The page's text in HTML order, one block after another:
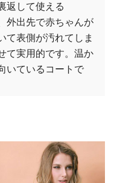
返して使える
外出先で赤ちゃんが
て表側が汚れてしま
て実用的です。温か
いているコートで